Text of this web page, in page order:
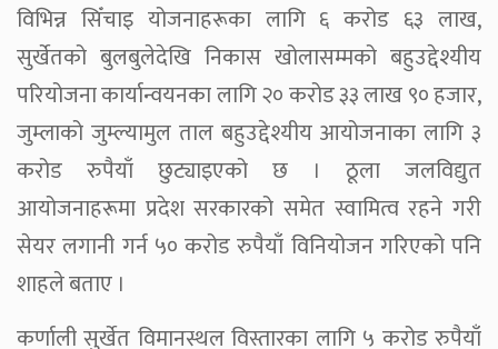
विभिन्न सिँचाइ योजनाहरूका लागि ६ करोड ६३ लाख,
सुर्खेतको बुलबुलेदेखि निकास खोलासम्मको बहुउद्देश्यीय
परियोजना कार्यान्वयनका लागि २० करोड ३३ लाख ९० हजार,
जुम्लाको जुम्ल्यामुल ताल बहुउद्देश्यीय आयोजनाका लागि ३
करोड रुपैयाँ छुट्याइएको छ । ठूला जलविद्युत
आयोजनाहरूमा प्रदेश सरकारको समेत स्वामित्व रहने गरी
सेयर लगानी गर्न ५० करोड रुपैयाँ विनियोजन गरिएको पनि
शाहले बताए ।
कर्णाली सुर्खेत विमानस्थल विस्तारका लागि ५ करोड रुपैयाँ